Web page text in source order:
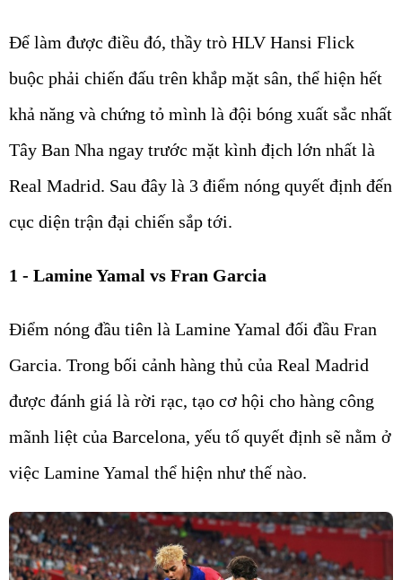
Để làm được điều đó, thầy trò HLV Hansi Flick
buộc phải chiến đấu trên khắp mặt sân, thể hiện hết
khả năng và chứng tỏ mình là đội bóng xuất sắc nhất
Tây Ban Nha ngay trước mặt kình địch lớn nhất là
Real Madrid. Sau đây là 3 điểm nóng quyết định đến
cục diện trận đại chiến sắp tới.
1 - Lamine Yamal vs Fran Garcia
Điểm nóng đầu tiên là Lamine Yamal đối đầu Fran
Garcia. Trong bối cảnh hàng thủ của Real Madrid
được đánh giá là rời rạc, tạo cơ hội cho hàng công
mãnh liệt của Barcelona, yếu tố quyết định sẽ nằm ở
việc Lamine Yamal thể hiện như thế nào.